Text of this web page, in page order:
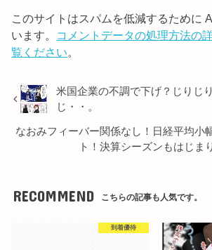
このサイトはスパムを低減するために
います。 コメントデータの処理方法の
覧ください。
米国企業の不調で下げ？じりじ
じ・・。
なおみフィーバー関係なし！日経平均小
ト！決算シーズンもはじま
RECOMMEND こちらの記事も人気です。
到着優待